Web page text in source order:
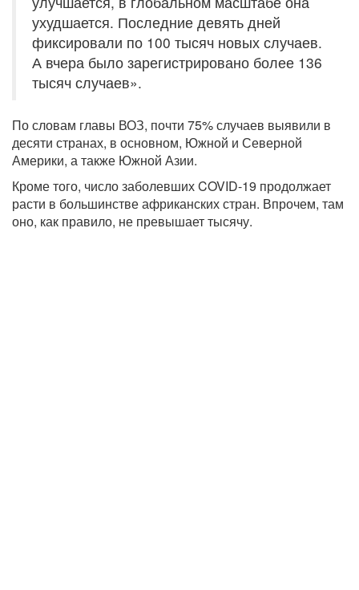
ухудшается. Последние девять дней
фиксировали по 100 тысяч новых случаев.
А вчера было зарегистрировано более 136
тысяч случаев».
По словам главы ВОЗ, почти 75% случаев выявили в
десяти странах, в основном, Южной и Северной
Америки, а также Южной Азии.
Кроме того, число заболевших COVID-19 продолжает
расти в большинстве африканских стран. Впрочем, там
оно, как правило, не превышает тысячу.